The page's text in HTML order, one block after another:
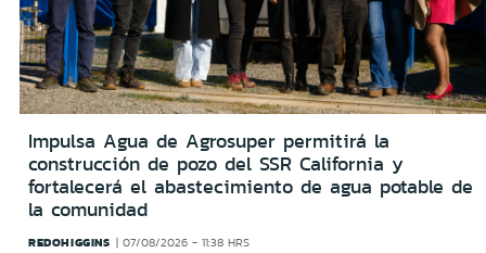
Impulsa Agua de Agrosuper permitirá la
construcción de pozo del SSR California y
fortalecerá el abastecimiento de agua potable de
la comunidad
REDOHIGGINS 07/08/2026 - 11:38 HRS